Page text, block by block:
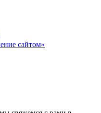
сайтом»